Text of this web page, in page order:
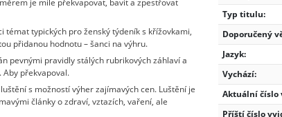
je mile překvapovat, bavit a zpestřovat
témat typických pro ženský týdeník s křížovkami,
přidanou hodnotu – šanci na výhru.
pevnými pravidly stálých rubrikových záhlaví a
Aby překvapoval.
s možností výher zajímavých cen. Luštění je
články o zdraví, vztazích, vaření, ale
Typ titulu:
Doporučený
Jazyk:
Vychází:
Aktuální číslo
Příští číslo